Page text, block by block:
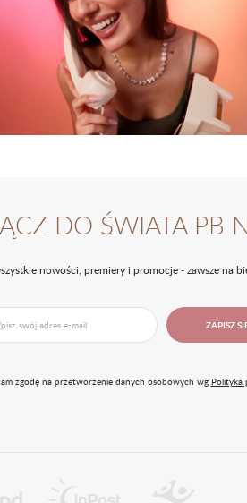
DO ŚWIATA PB
nowości, premiery i promocje - zawsze na
ZAPISZ
zgodę na przetworzenie danych osobowych wg Polityka